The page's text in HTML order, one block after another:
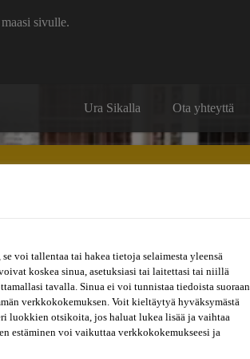
sivulle.
Ura Sikalla Ota yhteyttä
ja
Dokumenttikirjasto
Tietoa
meistä
voi tallentaa tai hakea tietoja selaimesta yleensä
koskea sinua, asetuksiasi tai laitettasi tai niillä
tavalla. Sinua ei voi tunnistaa tiedoista suoraan,
verkkokokemuksen. Voit kieltäytyä hyväksymästä
luokkien otsikoita, jos haluat lukea lisää ja vaihtaa
estäminen voi vaikuttaa verkkokokemukseesi ja